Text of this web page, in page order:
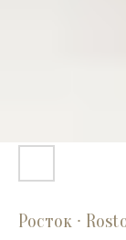
Росток ∙